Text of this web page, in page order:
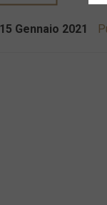
15 Gennaio 2021